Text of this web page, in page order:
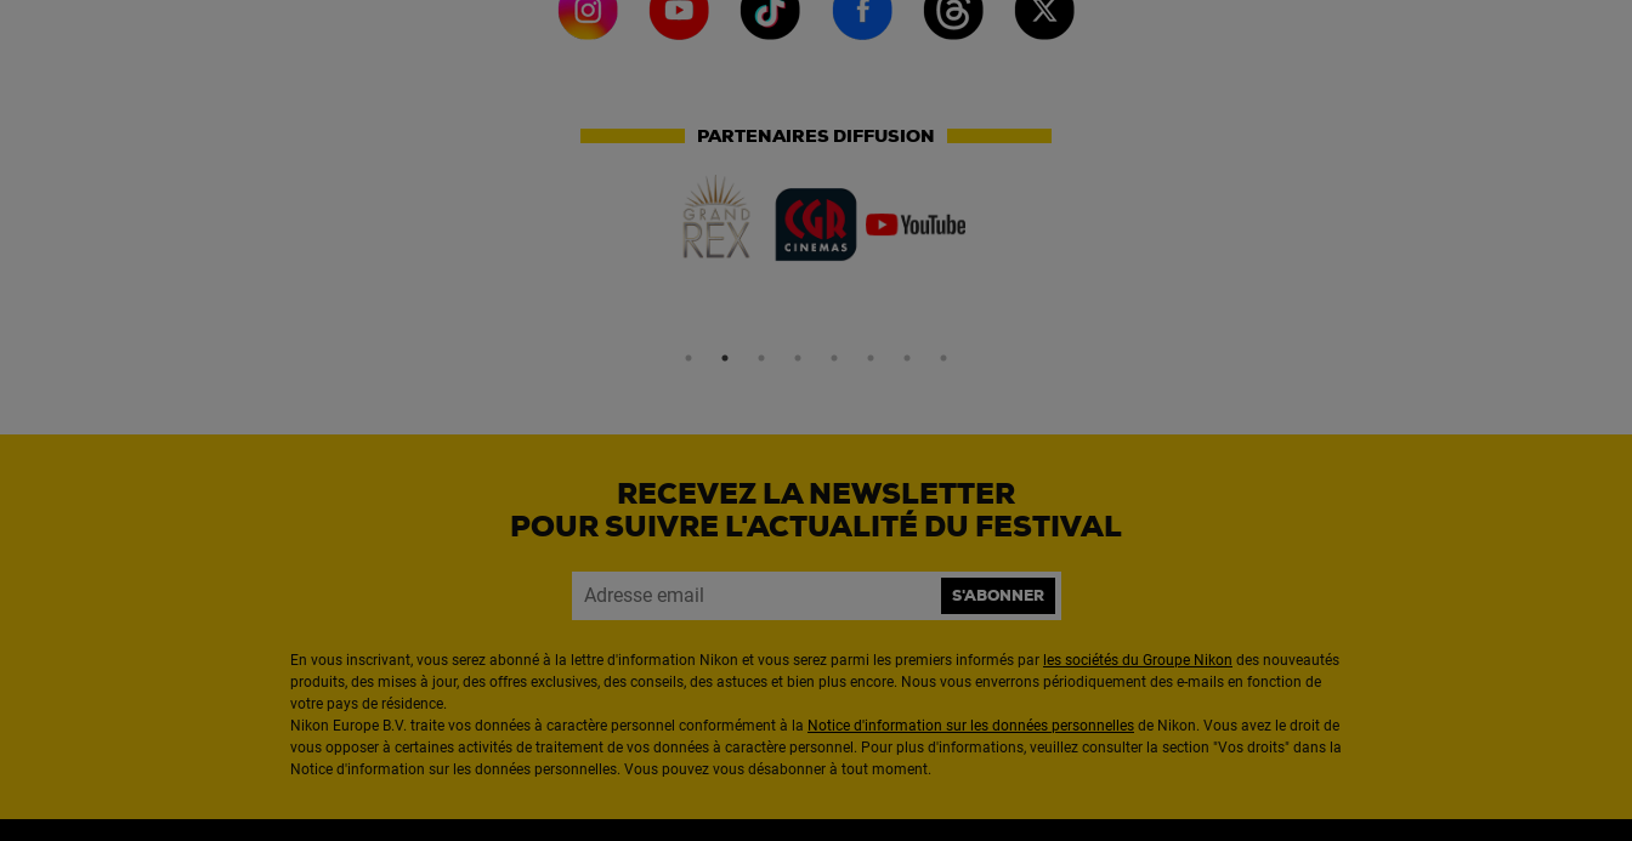
PARTENAIRES DIFFUSION
RECEVEZ LA NEWSLETTER
POUR SUIVRE L'ACTUALITÉ DU FESTIVAL
S'ABONNER
En vous inscrivant, vous serez abonné à la lettre d'information Nikon et vous serez parmi les premiers informés par les sociétés du Groupe Nikon des nouveautés
produits, des mises à jour, des offres exclusives, des conseils, des astuces et bien plus encore. Nous vous enverrons périodiquement des e-mails en fonction de
votre pays de résidence.
Nikon Europe B.V. traite vos données à caractère personnel conformément à la Notice d'information sur les données personnelles de Nikon. Vous avez le droit de
vous opposer à certaines activités de traitement de vos données à caractère personnel. Pour plus d'informations, veuillez consulter la section "Vos droits" dans la
Notice d'information sur les données personnelles. Vous pouvez vous désabonner à tout moment.